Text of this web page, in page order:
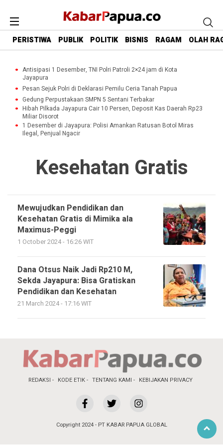
PERISTIWA PUBLIK POLITIK BISNIS RAGAM OLAH
Antisipasi 1 Desember, TNI Polri Patroli 2×24 jam di Kota
Jayapura
Pesan Sejuk Polri di Deklarasi Pemilu Ceria Tanah Papua
Gedung Perpustakaan SMPN 5 Sentani Terbakar
Hibah Pilkada Jayapura Cair 10 Persen, Deposit Kas Daerah Rp23
Miliar Disorot
1 Desember di Jayapura: Polisi Amankan Ratusan Botol Miras
Ilegal, Penjual Ngacir
Kesehatan Gratis
Mewujudkan Pendidikan dan
Kesehatan Gratis di Mimika ala
Maximus-Peggi
1 October 2024 - 16:26 WIT
Dana Otsus Naik Jadi Rp210 M,
Sekda Jayapura: Bisa Gratiskan
Pendidikan dan Kesehatan
21 March 2024 - 17:16 WIT
REDAKSI KODE ETIK TENTANG KAMI KEBIJAKAN PRIVACY
Copyright 2024 - PT KABAR PAPUA GLOBAL